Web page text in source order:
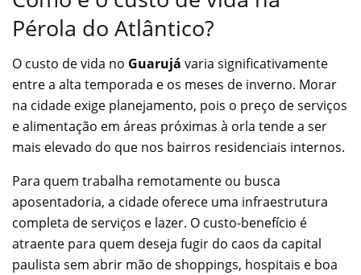
Pérola do Atlântico?
O custo de vida no Guarujá varia significativamente
entre a alta temporada e os meses de inverno. Morar
na cidade exige planejamento, pois o preço de serviços
e alimentação em áreas próximas à orla tende a ser
mais elevado do que nos bairros residenciais internos.
Para quem trabalha remotamente ou busca
aposentadoria, a cidade oferece uma infraestrutura
completa de serviços e lazer. O custo-benefício é
atraente para quem deseja fugir do caos da capital
paulista sem abrir mão de shoppings, hospitais e boa